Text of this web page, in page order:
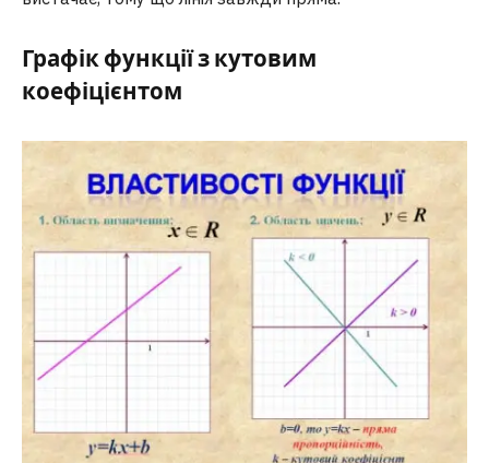
Графік функції з кутовим
коефіцієнтом